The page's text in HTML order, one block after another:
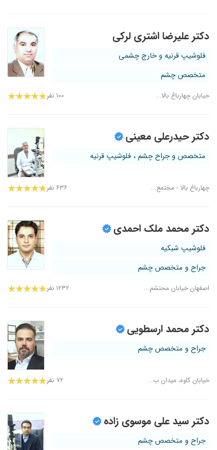
دکتر علیرضا اشتری لرکی
فلوشیپ قرنیه و خارج چشمی
متخصص چشم
خیابان چهارباغ بالا... ۱۰۰ نفر
دکتر حیدرعلی معینی
متخصص و جراح چشم ، فلوشیپ قرنیه
چهارباغ بالا - مجتمع... ۶۳۶ نفر
دکتر محمد ملک احمدی
فلوشیپ شبکیه
جراح و متخصص چشم
اصفهان خیابان محتشم... ۱۲۳۲ نفر
دکتر محمد ارسطویی
جراح و متخصص چشم
خیابان کاوه، میدان ب... ۷۲ نفر
دکتر سید علی موسوی زاده
جراح و متخصص چشم